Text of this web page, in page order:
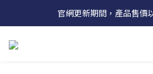
受國際原物料價格上漲，法國自 5/
官網更新期間，產品售價
受國際原物料價格上漲，法國自 5/